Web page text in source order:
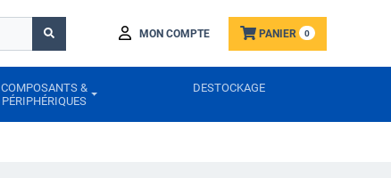
MON COMPTE PANIER 0
COMPOSANTS &
PÉRIPHÉRIQUES
DESTOCKAGE